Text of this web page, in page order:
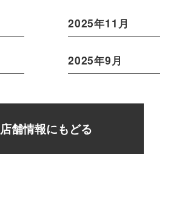
2025年11月
2025年9月
店舗情報にもどる